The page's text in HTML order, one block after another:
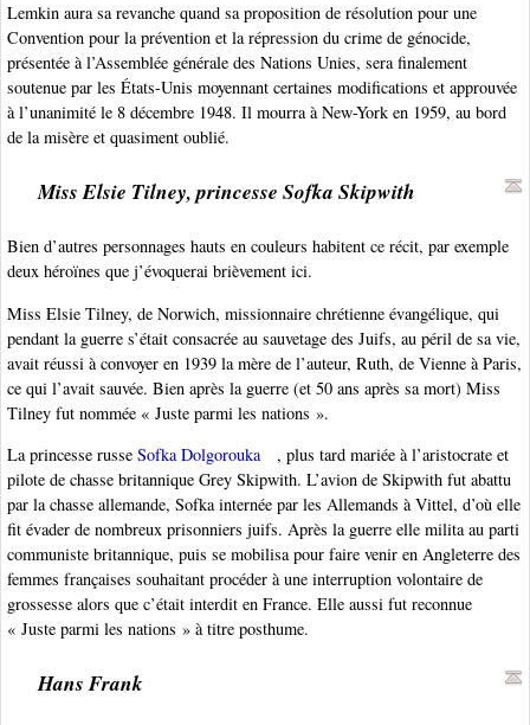
Lemkin aura sa revanche quand sa proposition de résolution pour une
Convention pour la prévention et la répression du crime de génocide,
présentée à l’Assemblée générale des Nations Unies, sera finalement
soutenue par les États-Unis moyennant certaines modifications et approuvée
à l’unanimité le 8 décembre 1948. Il mourra à New-York en 1959, au bord
de la misère et quasiment oublié.
Miss Elsie Tilney, princesse Sofka Skipwith
Bien d’autres personnages hauts en couleurs habitent ce récit, par exemple
deux héroïnes que j’évoquerai brièvement ici.
Miss Elsie Tilney, de Norwich, missionnaire chrétienne évangélique, qui
pendant la guerre s’était consacrée au sauvetage des Juifs, au péril de sa vie,
avait réussi à convoyer en 1939 la mère de l’auteur, Ruth, de Vienne à Paris,
ce qui l’avait sauvée. Bien après la guerre (et 50 ans après sa mort) Miss
Tilney fut nommée « Juste parmi les nations ».
La princesse russe Sofka Dolgorouka
, plus tard mariée à l’aristocrate et
pilote de chasse britannique Grey Skipwith. L’avion de Skipwith fut abattu
par la chasse allemande, Sofka internée par les Allemands à Vittel, d’où elle
fit évader de nombreux prisonniers juifs. Après la guerre elle milita au parti
communiste britannique, puis se mobilisa pour faire venir en Angleterre des
femmes françaises souhaitant procéder à une interruption volontaire de
grossesse alors que c’était interdit en France. Elle aussi fut reconnue
« Juste parmi les nations » à titre posthume.
Hans Frank